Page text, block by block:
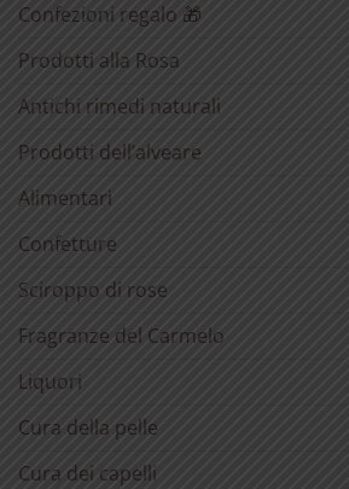
Confezioni regalo 🎁
Prodotti alla Rosa
Antichi rimedi naturali
Prodotti dell’alveare
Alimentari
Confetture
Sciroppo di rose
Fragranze del Carmelo
Liquori
Cura della pelle
Cura dei capelli